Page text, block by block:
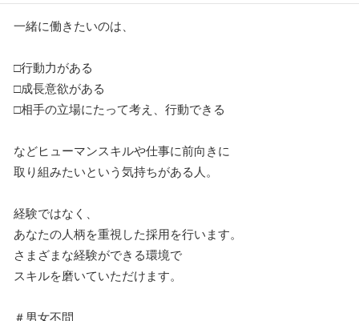
一緒に働きたいのは、
□行動力がある
□成長意欲がある
□相手の立場にたって考え、行動できる
などヒューマンスキルや仕事に前向きに
取り組みたいという気持ちがある人。
経験ではなく、
あなたの人柄を重視した採用を行います。
さまざまな経験ができる環境で
スキルを磨いていただけます。
＃男女不問